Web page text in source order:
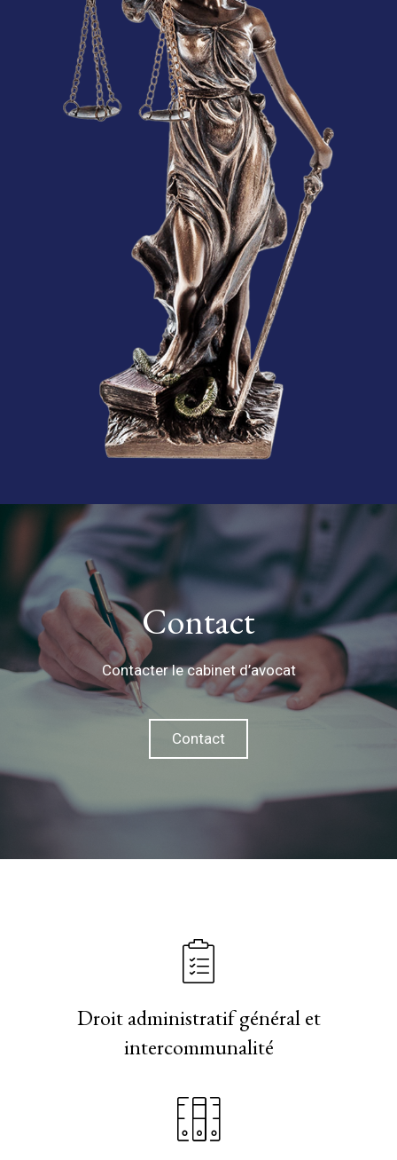
Contact
Contacter le cabinet d’avocat
Contact
Droit administratif général et
intercommunalité